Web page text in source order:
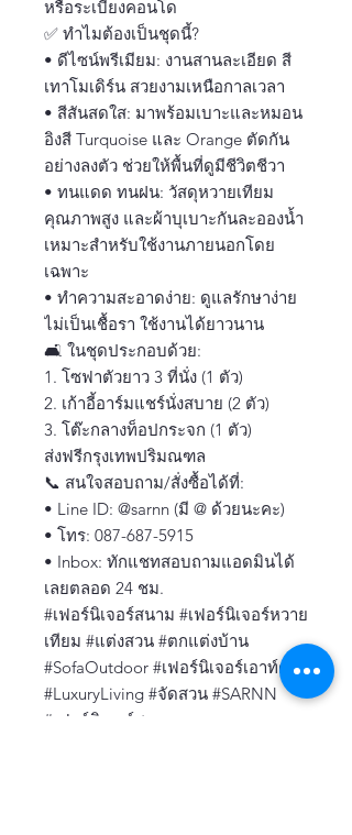
หรือระเบียงคอนโด
✅ ทำไมต้องเป็นชุดนี้?
• ดีไซน์พรีเมียม: งานสานละเอียด สี
เทาโมเดิร์น สวยงามเหนือกาลเวลา
• สีสันสดใส: มาพร้อมเบาะและหมอน
อิงสี Turquoise และ Orange ตัดกัน
อย่างลงตัว ช่วยให้พื้นที่ดูมีชีวิตชีวา
• ทนแดด ทนฝน: วัสดุหวายเทียม
คุณภาพสูง และผ้าบุเบาะกันละอองน้ำ
เหมาะสำหรับใช้งานภายนอกโดย
เฉพาะ
• ทำความสะอาดง่าย: ดูแลรักษาง่าย
ไม่เป็นเชื้อรา ใช้งานได้ยาวนาน
🛋 ในชุดประกอบด้วย:
1. โซฟาตัวยาว 3 ที่นั่ง (1 ตัว)
2. เก้าอี้อาร์มแชร์นั่งสบาย (2 ตัว)
3. โต๊ะกลางท็อปกระจก (1 ตัว)
ส่งฟรีกรุงเทพปริมณฑล
📞 สนใจสอบถาม/สั่งซื้อได้ที่:
• Line ID: @sarnn (มี @ ด้วยนะคะ)
• โทร: 087-687-5915
• Inbox: ทักแชทสอบถามแอดมินได้
เลยตลอด 24 ชม.
#เฟอร์นิเจอร์สนาม #เฟอร์นิเจอร์หวาย
เทียม #แต่งสวน #ตกแต่งบ้าน
#SofaOutdoor #เฟอร์นิเจอร์เอาท์ดอร์
#LuxuryLiving #จัดสวน #SARNN
#เฟอร์นิเจอร์สวยๆ